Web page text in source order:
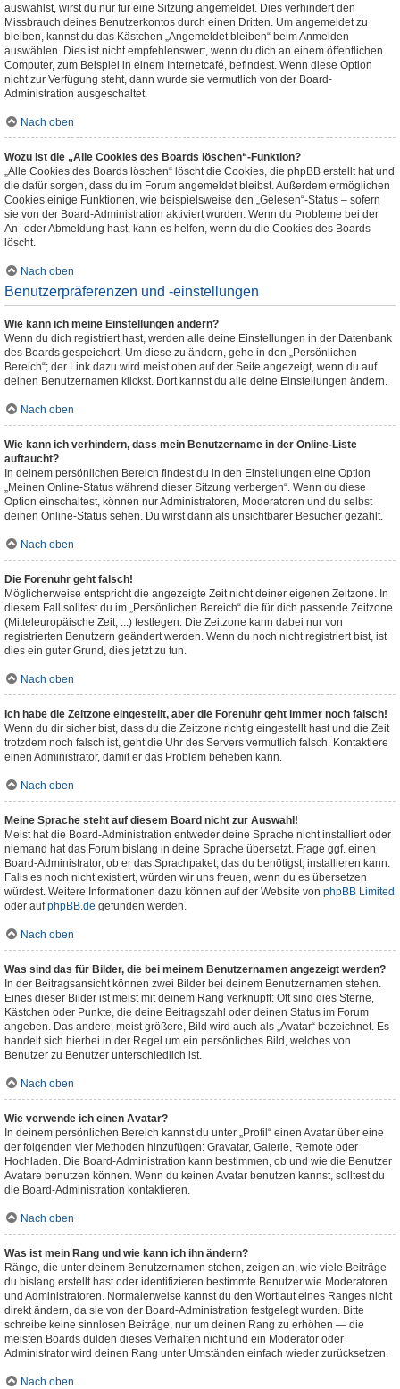
auswählst, wirst du nur für eine Sitzung angemeldet. Dies verhindert den
Missbrauch deines Benutzerkontos durch einen Dritten. Um angemeldet zu
bleiben, kannst du das Kästchen „Angemeldet bleiben“ beim Anmelden
auswählen. Dies ist nicht empfehlenswert, wenn du dich an einem öffentlichen
Computer, zum Beispiel in einem Internetcafé, befindest. Wenn diese Option
nicht zur Verfügung steht, dann wurde sie vermutlich von der Board-
Administration ausgeschaltet.
Nach oben
Wozu ist die „Alle Cookies des Boards löschen“-Funktion?
„Alle Cookies des Boards löschen“ löscht die Cookies, die phpBB erstellt hat und
die dafür sorgen, dass du im Forum angemeldet bleibst. Außerdem ermöglichen
Cookies einige Funktionen, wie beispielsweise den „Gelesen“-Status – sofern
sie von der Board-Administration aktiviert wurden. Wenn du Probleme bei der
An- oder Abmeldung hast, kann es helfen, wenn du die Cookies des Boards
löscht.
Nach oben
Benutzerpräferenzen und -einstellungen
Wie kann ich meine Einstellungen ändern?
Wenn du dich registriert hast, werden alle deine Einstellungen in der Datenbank
des Boards gespeichert. Um diese zu ändern, gehe in den „Persönlichen
Bereich“; der Link dazu wird meist oben auf der Seite angezeigt, wenn du auf
deinen Benutzernamen klickst. Dort kannst du alle deine Einstellungen ändern.
Nach oben
Wie kann ich verhindern, dass mein Benutzername in der Online-Liste
auftaucht?
In deinem persönlichen Bereich findest du in den Einstellungen eine Option
„Meinen Online-Status während dieser Sitzung verbergen“. Wenn du diese
Option einschaltest, können nur Administratoren, Moderatoren und du selbst
deinen Online-Status sehen. Du wirst dann als unsichtbarer Besucher gezählt.
Nach oben
Die Forenuhr geht falsch!
Möglicherweise entspricht die angezeigte Zeit nicht deiner eigenen Zeitzone. In
diesem Fall solltest du im „Persönlichen Bereich“ die für dich passende Zeitzone
(Mitteleuropäische Zeit, ...) festlegen. Die Zeitzone kann dabei nur von
registrierten Benutzern geändert werden. Wenn du noch nicht registriert bist, ist
dies ein guter Grund, dies jetzt zu tun.
Nach oben
Ich habe die Zeitzone eingestellt, aber die Forenuhr geht immer noch falsch!
Wenn du dir sicher bist, dass du die Zeitzone richtig eingestellt hast und die Zeit
trotzdem noch falsch ist, geht die Uhr des Servers vermutlich falsch. Kontaktiere
einen Administrator, damit er das Problem beheben kann.
Nach oben
Meine Sprache steht auf diesem Board nicht zur Auswahl!
Meist hat die Board-Administration entweder deine Sprache nicht installiert oder
niemand hat das Forum bislang in deine Sprache übersetzt. Frage ggf. einen
Board-Administrator, ob er das Sprachpaket, das du benötigst, installieren kann.
Falls es noch nicht existiert, würden wir uns freuen, wenn du es übersetzen
würdest. Weitere Informationen dazu können auf der Website von phpBB Limited
oder aufphpBB.de gefunden werden.
Nach oben
Was sind das für Bilder, die bei meinem Benutzernamen angezeigt werden?
In der Beitragsansicht können zwei Bilder bei deinem Benutzernamen stehen.
Eines dieser Bilder ist meist mit deinem Rang verknüpft: Oft sind dies Sterne,
Kästchen oder Punkte, die deine Beitragszahl oder deinen Status im Forum
angeben. Das andere, meist größere, Bild wird auch als „Avatar“ bezeichnet. Es
handelt sich hierbei in der Regel um ein persönliches Bild, welches von
Benutzer zu Benutzer unterschiedlich ist.
Nach oben
Wie verwende ich einen Avatar?
In deinem persönlichen Bereich kannst du unter „Profil“ einen Avatar über eine
der folgenden vier Methoden hinzufügen: Gravatar, Galerie, Remote oder
Hochladen. Die Board-Administration kann bestimmen, ob und wie die Benutzer
Avatare benutzen können. Wenn du keinen Avatar benutzen kannst, solltest du
die Board-Administration kontaktieren.
Nach oben
Was ist mein Rang und wie kann ich ihn ändern?
Ränge, die unter deinem Benutzernamen stehen, zeigen an, wie viele Beiträge
du bislang erstellt hast oder identifizieren bestimmte Benutzer wie Moderatoren
und Administratoren. Normalerweise kannst du den Wortlaut eines Ranges nicht
direkt ändern, da sie von der Board-Administration festgelegt wurden. Bitte
schreibe keine sinnlosen Beiträge, nur um deinen Rang zu erhöhen — die
meisten Boards dulden dieses Verhalten nicht und ein Moderator oder
Administrator wird deinen Rang unter Umständen einfach wieder zurücksetzen.
Nach oben